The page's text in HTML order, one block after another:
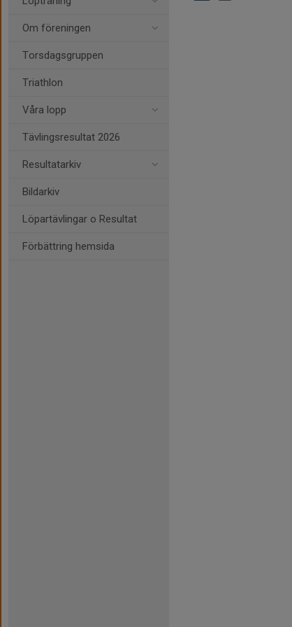
Om föreningen
Torsdagsgruppen
Triathlon
Våra lopp
Tävlingsresultat 2026
Resultatarkiv
Bildarkiv
Löpartävlingar o Resultat
Förbättring hemsida